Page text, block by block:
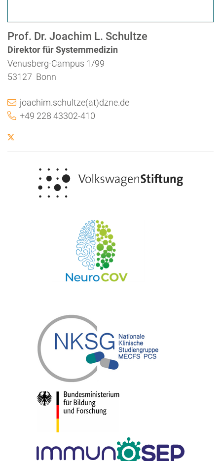
Prof. Dr. Joachim L. Schultze
Direktor für Systemmedizin
Venusberg-Campus 1/99
53127 Bonn
joachim.schultze(at)dzne.de
+49 228 43302-410